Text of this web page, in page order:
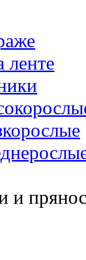
ленте
и